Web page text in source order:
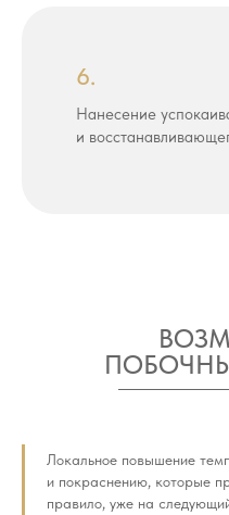
6.
Нанесение
и
Локальное повышение
и покраснению, которые
правило, уже на